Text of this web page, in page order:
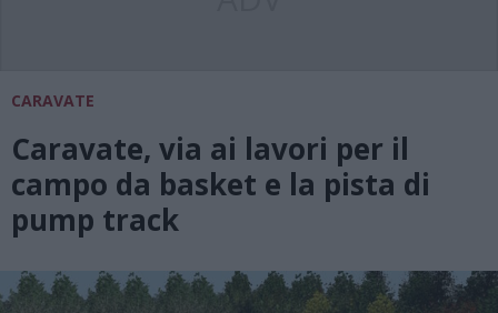
CARAVATE
Caravate, via ai lavori per il
campo da basket e la pista di
pump track